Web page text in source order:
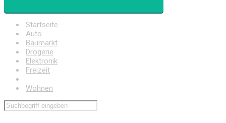
Startseite
Auto
Baumarkt
Drogerie
Elektronik
Freizeit
Wohnen